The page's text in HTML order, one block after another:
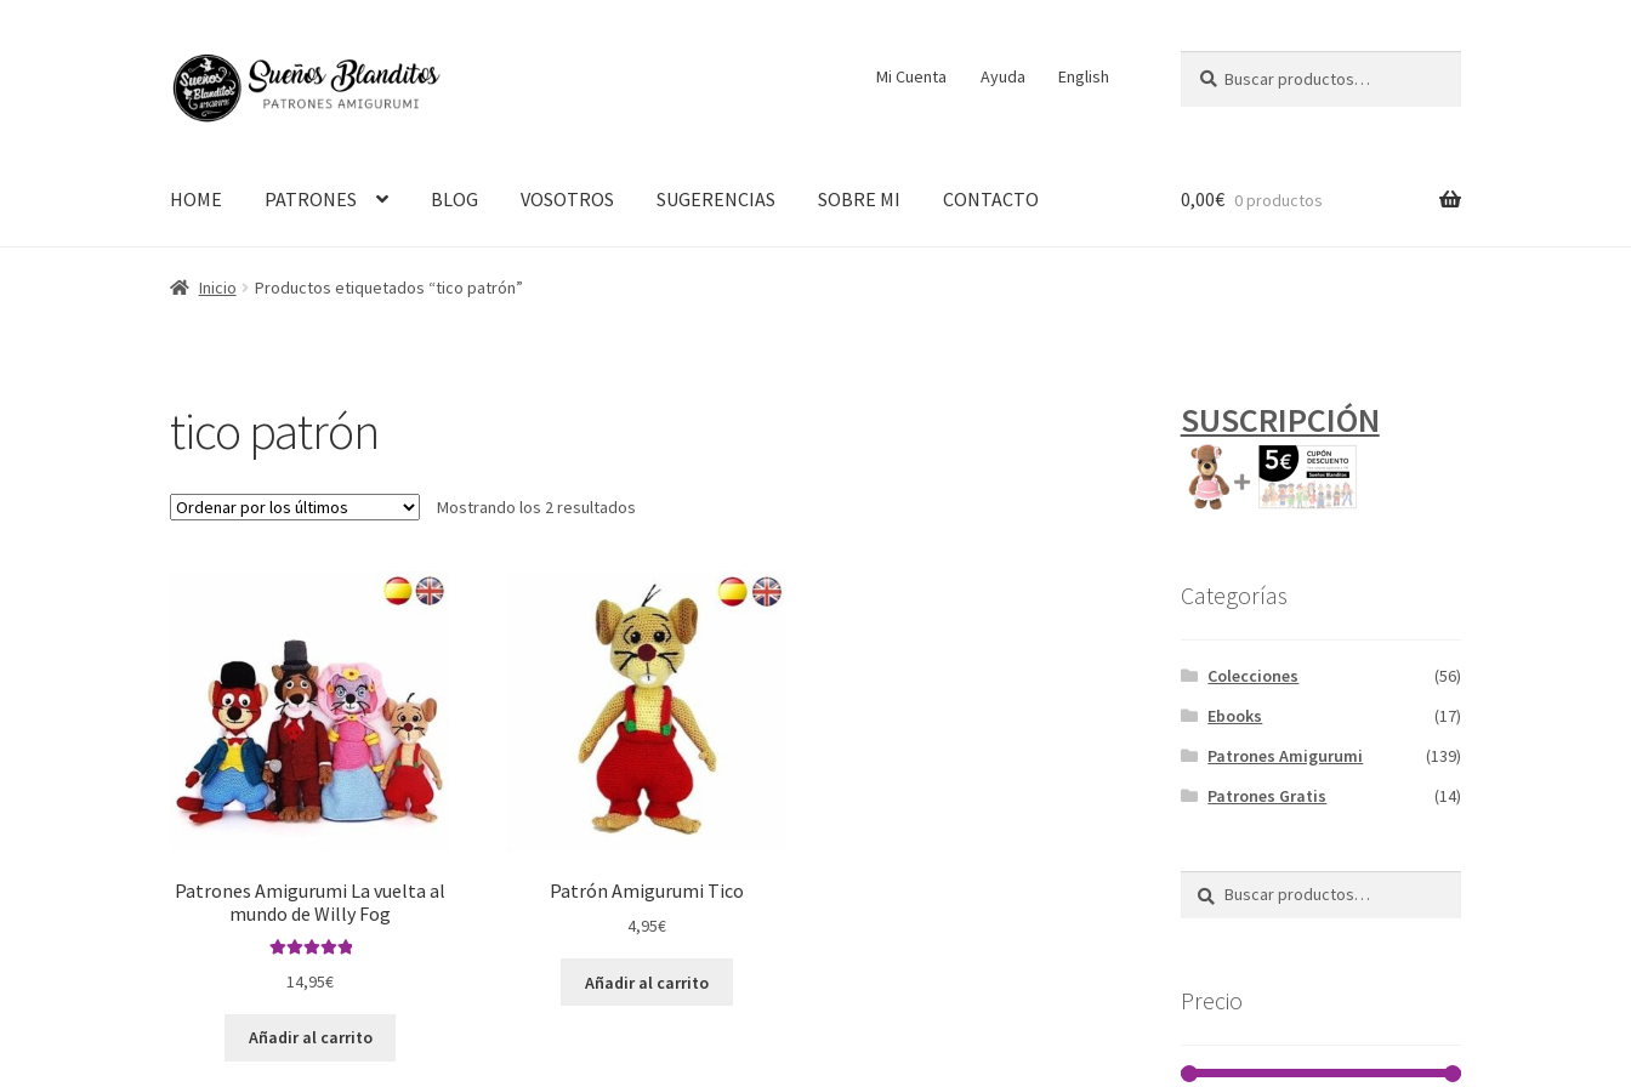
Ir
a
Ir
al
contenido
Mi Cuenta Ayuda English
por:
HOME PATRONES BLOG VOSOTROS SUGERENCIAS SOBRE MI CONTACTO 0,00€ 0 productos
Inicio Productos etiquetados “tico patrón”
tico patrón
Mostrando los 2 resultados
últimos
Patrones Amigurumi La vuelta al
mundo de Willy Fog
5.00de 5
14,95€
Añadir al carrito
Patrón Amigurumi Tico
4,95€
Añadir al carrito
SUSCRIPCIÓN
Categorías
Colecciones
(56)
Ebooks
(17)
Patrones Amigurumi
(139)
Patrones Gratis
(14)
Precio